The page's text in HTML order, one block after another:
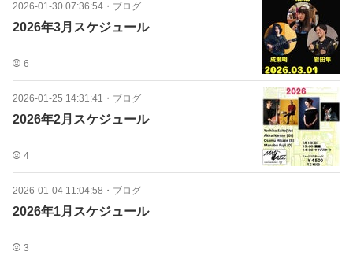
2026-01-30 07:36:54 ・ ブログ
2026年3月スケジュール
6
2026-01-25 14:31:41 ・ ブログ
2026年2月スケジュール
4
2026-01-04 11:04:58 ・ ブログ
2026年1月スケジュール
3